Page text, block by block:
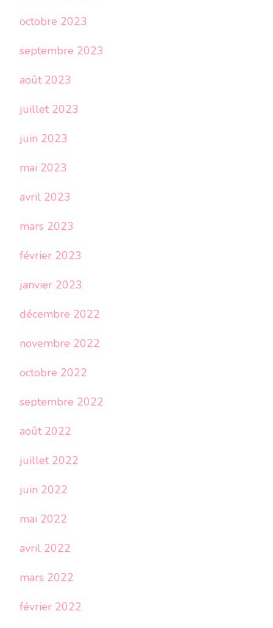
octobre 2023
septembre 2023
août 2023
juillet 2023
juin 2023
mai 2023
avril 2023
mars 2023
février 2023
janvier 2023
décembre 2022
novembre 2022
octobre 2022
septembre 2022
août 2022
juillet 2022
juin 2022
mai 2022
avril 2022
mars 2022
février 2022